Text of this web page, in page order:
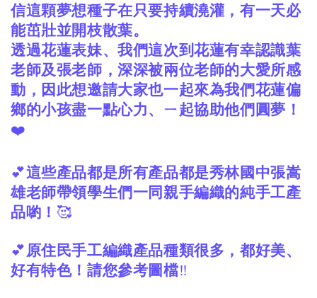
信這顆夢想種子在只要持續澆灌，有一天必
能茁壯並開枝散葉。
透過花蓮表妹、我們這次到花蓮有幸認識葉
老師及張老師，深深被兩位老師的大愛所感
動，因此想邀請大家也一起來為我們花蓮偏
鄉的小孩盡一點心力、ㄧ起協助他們圓夢！
❤️
💕這些產品都是所有產品都是秀林國中張嵩
雄老師帶領學生們一同親手編織的純手工產
品喲！ 🥰
💕 原住民手工編織產品種類很多，都好美、
好有特色！請您參考圖檔‼️